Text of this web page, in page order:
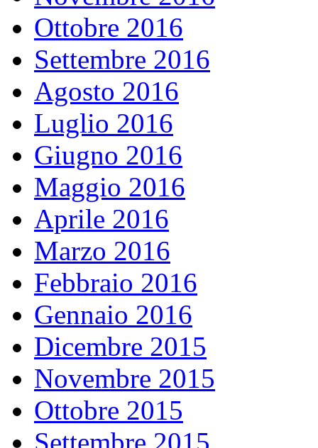
Ottobre 2016
Settembre 2016
Agosto 2016
Luglio 2016
Giugno 2016
Maggio 2016
Aprile 2016
Marzo 2016
Febbraio 2016
Gennaio 2016
Dicembre 2015
Novembre 2015
Ottobre 2015
Settembre 2015